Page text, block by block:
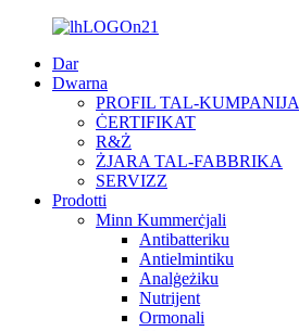
Dar
Dwarna
PROFIL TAL-KUMPANIJA
ĊERTIFIKAT
R&Ż
ŻJARA TAL-FABBRIKA
SERVIZZ
Prodotti
Minn Kummerċjali
Antibatteriku
Antielmintiku
Analġeżiku
Nutrijent
Ormonali